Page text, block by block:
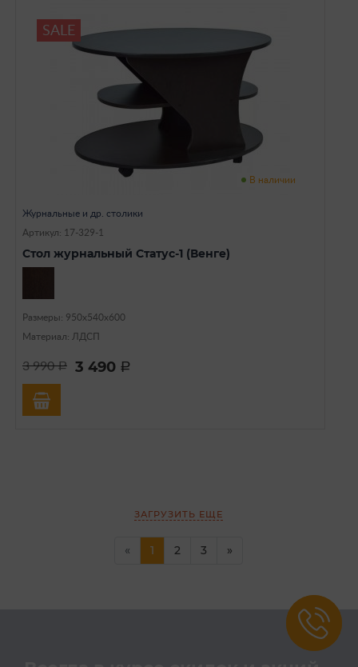
SALE
В наличии
Журнальные и др. столики
Артикул: 17-329-1
Стол журнальный Статус-1 (Венге)
Размеры: 950х540х600
Материал: ЛДСП
3 990a 3 490 a
ЗАГРУЗИТЬ ЕЩЕ
« 1(current)
2 3 »